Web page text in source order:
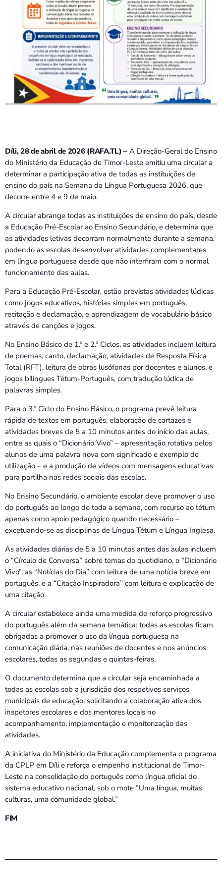
Díli, 28 de abril de 2026 (RAFA.TL) – A Direção-Geral do Ensino
do Ministério da Educação de Timor-Leste emitiu uma circular a
determinar a participação ativa de todas as instituições de
ensino do país na Semana da Língua Portuguesa 2026, que
decorre entre 4 e 9 de maio.
A circular abrange todas as instituições de ensino do país, desde
a Educação Pré-Escolar ao Ensino Secundário, e determina que
as atividades letivas decorram normalmente durante a semana,
podendo as escolas desenvolver atividades complementares
em língua portuguesa desde que não interfiram com o normal
funcionamento das aulas.
Para a Educação Pré-Escolar, estão previstas atividades lúdicas
como jogos educativos, histórias simples em português,
recitação e declamação, e aprendizagem de vocabulário básico
através de canções e jogos.
No Ensino Básico de 1.º e 2.º Ciclos, as atividades incluem leitura
de poemas, canto, declamação, atividades de Resposta Física
Total (RFT), leitura de obras lusófonas por docentes e alunos, e
jogos bilingues Tétum-Português, com tradução lúdica de
palavras simples.
Para o 3.º Ciclo do Ensino Básico, o programa prevê leitura
rápida de textos em português, elaboração de cartazes e
atividades breves de 5 a 10 minutos antes do início das aulas,
entre as quais o “Dicionário Vivo” – apresentação rotativa pelos
alunos de uma palavra nova com significado e exemplo de
utilização – e a produção de vídeos com mensagens educativas
para partilha nas redes sociais das escolas.
No Ensino Secundário, o ambiente escolar deve promover o uso
do português ao longo de toda a semana, com recurso ao tétum
apenas como apoio pedagógico quando necessário –
excetuando-se as disciplinas de Língua Tétum e Língua Inglesa.
As atividades diárias de 5 a 10 minutos antes das aulas incluem
o “Círculo de Conversa” sobre temas do quotidiano, o “Dicionário
Vivo”, as “Notícias do Dia” com leitura de uma notícia breve em
português, e a “Citação Inspiradora” com leitura e explicação de
uma citação.
A circular estabelece ainda uma medida de reforço progressivo
do português além da semana temática: todas as escolas ficam
obrigadas a promover o uso da língua portuguesa na
comunicação diária, nas reuniões de docentes e nos anúncios
escolares, todas as segundas e quintas-feiras.
O documento determina que a circular seja encaminhada a
todas as escolas sob a jurisdição dos respetivos serviços
municipais de educação, solicitando a colaboração ativa dos
inspetores escolares e dos mentores locais no
acompanhamento, implementação e monitorização das
atividades.
A iniciativa do Ministério da Educação complementa o programa
da CPLP em Díli e reforça o empenho institucional de Timor-
Leste na consolidação do português como língua oficial do
sistema educativo nacional, sob o mote “Uma língua, muitas
culturas, uma comunidade global.”
FIM